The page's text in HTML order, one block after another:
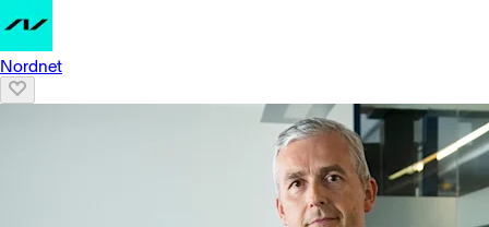
Nordnet